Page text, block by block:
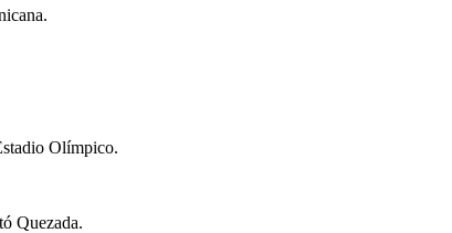
Olímpico.
Quezada.